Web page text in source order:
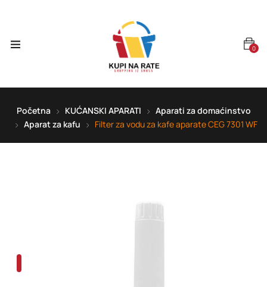
0
Početna KUĆANSKI APARATI
Aparati za domaćinstvo
Aparat za kafu
Filter za vodu za kafe aparate CEG 7301 WF